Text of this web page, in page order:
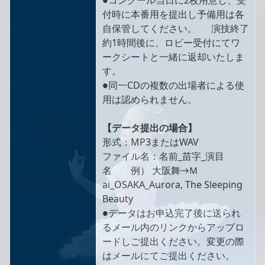
付時に本番用を提出し予備用は各
自保管してください。 演技終了
約1時間後に、ロビー受付にてワ
ークシートと一緒に返却いたしま
す。
●同一CDの複数の出場者による使
用は認められません。
【データ提出の場合】
形式：MP3またはWAV
ファイル名：名前_苗字_演目
名 例） 大阪舞→Ｍ
ai_OSAKA_Aurora, The Sleeping
Beauty
●データはお申込完了後に送られ
るメール内のリンクからアップロ
ードしご提出ください。変更の際
はメールにてご提出ください。